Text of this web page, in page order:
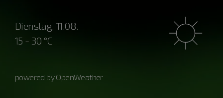
Dienstag, 11.08.
15 - 30 °C
powered by OpenWeather